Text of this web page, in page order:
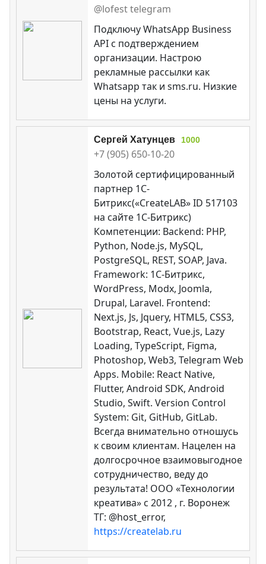
@lofest telegram
Подключу WhatsApp Business
API с подтверждением
организации. Настрою
рекламные рассылки как
Whatsapp так и sms.ru. Низкие
цены на услуги.
Сергей Хатунцев 1000
+7 (905) 650-10-20
Золотой сертифицированный
партнер 1С-
Битрикс(«CreateLAB» ID 517103
на сайте 1С-Битрикс)
Компетенции: Backend: PHP,
Python, Node.js, MySQL,
PostgreSQL, REST, SOAP, Java.
Framework: 1C-Битрикс,
WordPress, Modx, Joomla,
Drupal, Laravel. Frontend:
Next.js, Js, Jquery, HTML5, CSS3,
Bootstrap, React, Vue.js, Lazy
Loading, TypeScript, Figma,
Photoshop, Web3, Telegram Web
Apps. Mobile: React Native,
Flutter, Android SDK, Android
Studio, Swift. Version Control
System: Git, GitHub, GitLab.
Всегда внимательно отношусь
к своим клиентам. Нацелен на
долгосрочное взаимовыгодное
сотрудничество, веду до
результата! ООО «Технологии
креатива» c 2012 , г. Воронеж
ТГ: @host_error,
https://createlab.ru